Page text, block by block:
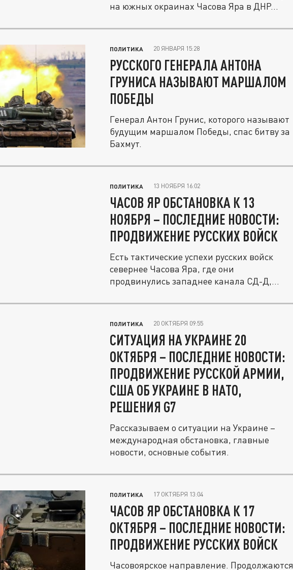
на южных окраинах Часова Яра в ДНР...
ПОЛИТИКА 20 ЯНВАРЯ 15:28
РУССКОГО ГЕНЕРАЛА АНТОНА
ГРУНИСА НАЗЫВАЮТ МАРШАЛОМ
ПОБЕДЫ
Генерал Антон Грунис, которого называют
будущим маршалом Победы, спас битву за
Бахмут.
ПОЛИТИКА 13 НОЯБРЯ 16:02
ЧАСОВ ЯР ОБСТАНОВКА К 13
НОЯБРЯ – ПОСЛЕДНИЕ НОВОСТИ:
ПРОДВИЖЕНИЕ РУССКИХ ВОЙСК
Есть тактические успехи русских войск
севернее Часова Яра, где они
продвинулись западнее канала СД-Д,
ПОЛИТИКА 20 ОКТЯБРЯ 09:55
СИТУАЦИЯ НА УКРАИНЕ 20
ОКТЯБРЯ – ПОСЛЕДНИЕ НОВОСТИ:
ПРОДВИЖЕНИЕ РУССКОЙ АРМИИ,
США ОБ УКРАИНЕ В НАТО,
РЕШЕНИЯ G7
Рассказываем о ситуации на Украине –
международная обстановка, главные
новости, основные события.
ПОЛИТИКА 17 ОКТЯБРЯ 13:04
ЧАСОВ ЯР ОБСТАНОВКА К 17
ОКТЯБРЯ – ПОСЛЕДНИЕ НОВОСТИ:
ПРОДВИЖЕНИЕ РУССКИХ ВОЙСК
Часовоярское направление. Продолжаются